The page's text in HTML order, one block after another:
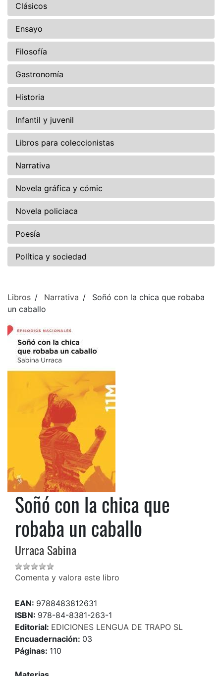
Clásicos
Ensayo
Filosofía
Gastronomía
Historia
Infantil y juvenil
Libros para coleccionistas
Narrativa
Novela gráfica y cómic
Novela policiaca
Poesía
Política y sociedad
Libros Narrativa
Soñó con la chica que robaba
un caballo
Soñó con la chica que
robaba un caballo
Urraca Sabina
Comenta y valora este libro
EAN: 9788483812631
ISBN: 978-84-8381-263-1
Editorial: EDICIONES LENGUA DE TRAPO SL
Encuadernación: 03
Páginas: 110